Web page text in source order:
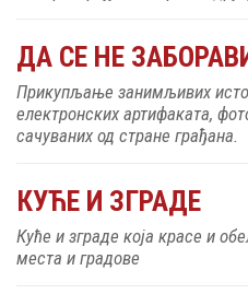
ДА СЕ НЕ
Прикупљање занимљивих
електронских артифаката,
сачуваних од стране грађана.
КУЋЕ И ЗГРАДЕ
Куће и зграде која красе и
места и градове